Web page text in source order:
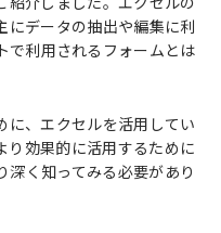
にデータの抽出や編集に利
で利用されるフォームとは
に、エクセルを活用してい
り効果的に活用するために
深く知ってみる必要があり